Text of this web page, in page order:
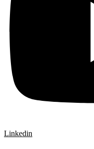
Linkedin